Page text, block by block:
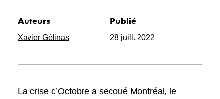
Auteurs
Xavier Gélinas
Publié
28 juill. 2022
La crise d’Octobre a secoué Montréal, le